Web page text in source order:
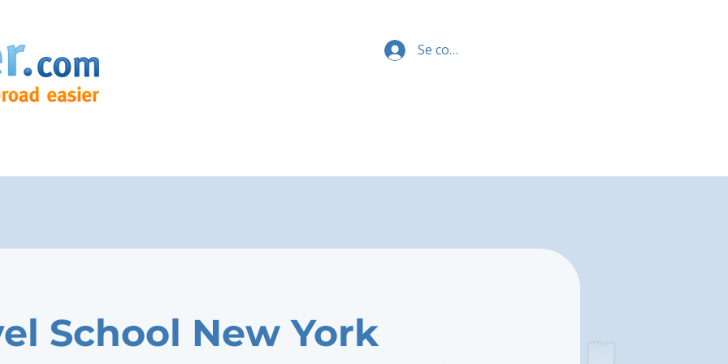
Se connecter
School New York